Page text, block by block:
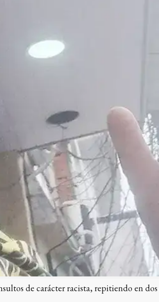
de carácter racista, repitiendo en